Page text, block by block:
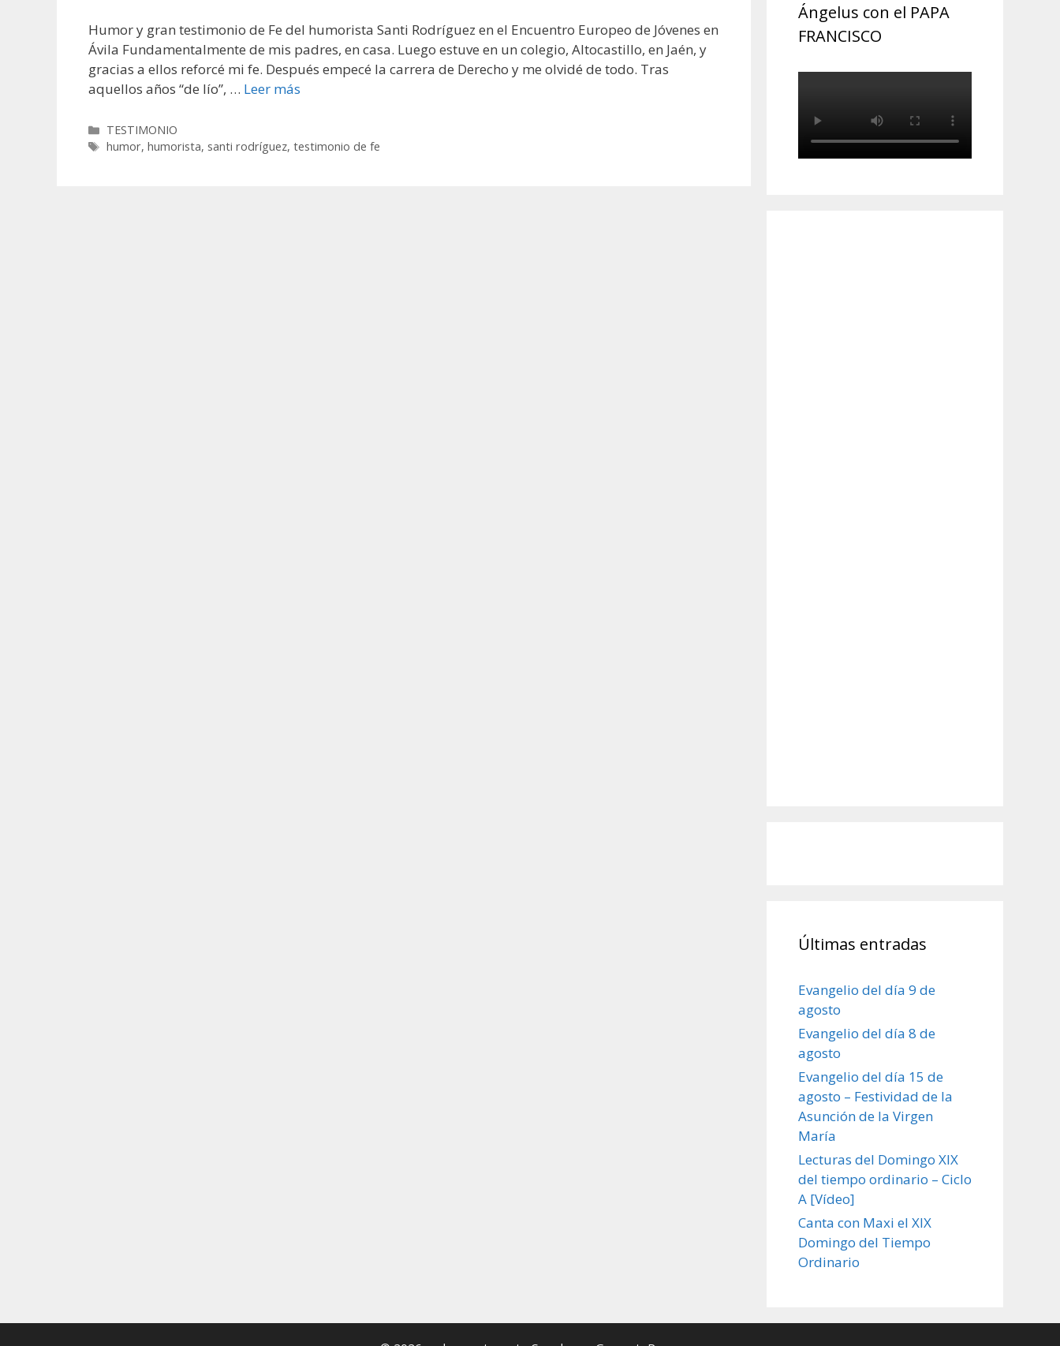
Humor y gran testimonio de Fe del humorista Santi Rodríguez en el Encuentro Europeo de Jóvenes en
Ávila Fundamentalmente de mis padres, en casa. Luego estuve en un colegio, Altocastillo, en Jaén, y
gracias a ellos reforcé mi fe. Después empecé la carrera de Derecho y me olvidé de todo. Tras
aquellos años “de lío”, … Leer más
Categorías
TESTIMONIO
Etiquetas
humor,humorista, santi rodríguez,testimonio de fe
Ángelus con el PAPA
FRANCISCO
Últimas entradas
Evangelio del día 9 de
agosto
Evangelio del día 8 de
agosto
Evangelio del día 15 de
agosto – Festividad de la
Asunción de la Virgen
María
Lecturas del Domingo XIX
del tiempo ordinario – Ciclo
A [Vídeo]
Canta con Maxi el XIX
Domingo del Tiempo
Ordinario